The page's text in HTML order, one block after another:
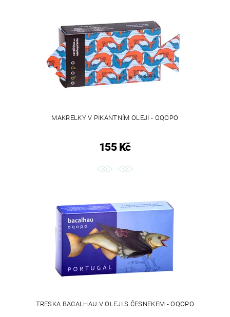
MAKRELKY V PIKANTNÍM OLEJI - OQOPO
155 Kč
TRESKA BACALHAU V OLEJI S ČESNEKEM - OQOPO